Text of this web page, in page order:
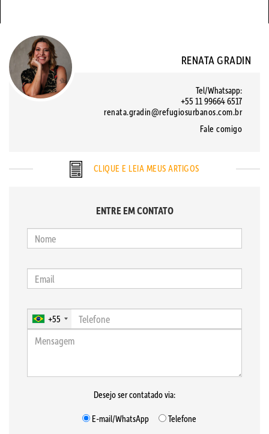
RENATA GRADIN
Tel/Whatsapp:
+55 11 99664 6517
renata.gradin@refugiosurbanos.com.br
Fale comigo
CLIQUE E LEIA MEUS ARTIGOS
ENTRE EM CONTATO
+55
Desejo ser contatado via:
E-mail/WhatsApp
Telefone